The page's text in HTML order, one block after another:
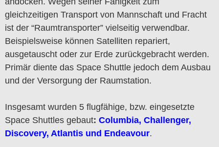
gleichzeitigen Transport von Mannschaft und Fracht
ist der “Raumtransporter” vielseitig verwendbar.
Beispielsweise können Satelliten repariert,
ausgetauscht oder zur Erde zurückgebracht werden.
Primär diente das Space Shuttle jedoch dem Ausbau
und der Versorgung der Raumstation.
Insgesamt wurden 5 flugfähige, bzw. eingesetzte
Space Shuttles gebaut: Columbia, Challenger,
Discovery, Atlantis und Endeavour.